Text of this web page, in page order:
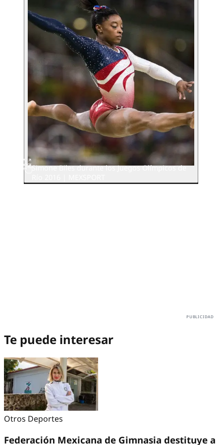
Simone Biles durante los Juegos Olímpicos de
Te puede interesar
Otros Deportes
Federación Mexicana de Gimnasia destituye a